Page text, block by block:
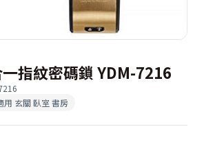
指紋密碼鎖 YDM-7216
用 玄關 臥室 書房